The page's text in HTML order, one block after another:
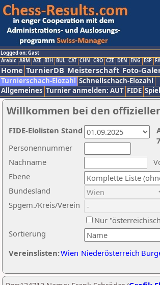
Logged on: Gast
Arabic ARM AZE BIH BUL CAT CHN CRO CZE DEN ENG ESP
Home TurnierDB Meisterschaft Foto-
Turnierschach-Elozahl Schnellschach-Elozahl
Allgemeines Turnier anmelden: AUT FIDE
Willkommen bei den
Nachname
Ebene
Sortierung
Personennummer
Bundesland
Spgem./Kreis/Verein
Nur
Vereinslisten:Wien Niederösterreich
FIDE-Elolisten Stand